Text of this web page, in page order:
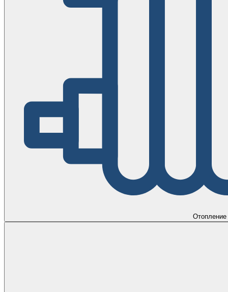
Отопление